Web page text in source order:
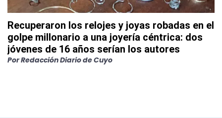
Recuperaron los relojes y joyas robadas en el
golpe millonario a una joyería céntrica: dos
jóvenes de 16 años serían los autores
PorRedacción Diario de Cuyo